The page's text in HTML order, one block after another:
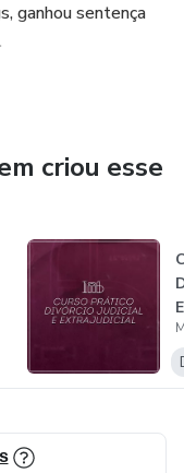
ganhou sentença
de Lisboa
e Internacional
pela
UDF
criou esse